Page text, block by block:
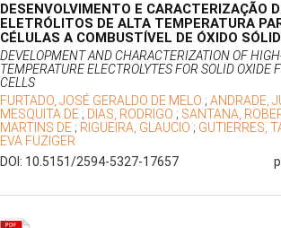
DESENVOLVIMENTO E CARACTERIZAÇÃO
ELETRÓLITOS DE ALTA TEMPERATURA
CÉLULAS A COMBUSTÍVEL DE ÓXIDO
DEVELOPMENT AND CHARACTERIZATION OF
TEMPERATURE ELECTROLYTES FOR SOLID OXIDE
CELLS
FURTADO, JOSÉ GERALDO DE MELO ; ANDRADE,
MESQUITA DE ; DIAS, RODRIGO ; SANTANA,
MARTINS DE ; RIGUEIRA, GLAUCIO ; GUTIERRES,
EVA FUZIGER
DOI: 10.5151/2594-5327-17657